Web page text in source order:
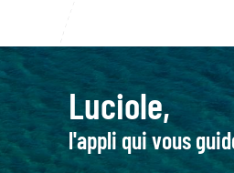
Luciole,
l'appli qui vous